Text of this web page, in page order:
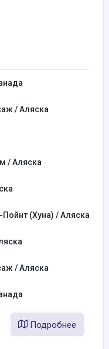
/ Аляска
/ Аляска
(Хуна) / Аляска
/ Аляска
Подробнее